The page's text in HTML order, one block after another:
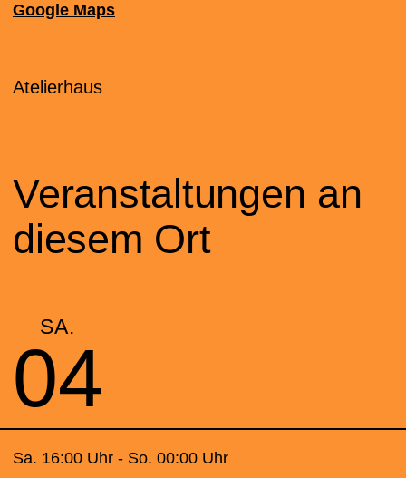
Google Maps
Atelierhaus
Veranstaltungen an
diesem Ort
SA.
04
Sa. 16:00 Uhr - So. 00:00 Uhr